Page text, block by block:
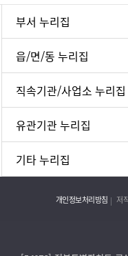
부서 누리집
읍/면/동 누리집
직속기관/사업소 누리집
유관기관 누리집
기타 누리집
개인정보처리방침 저